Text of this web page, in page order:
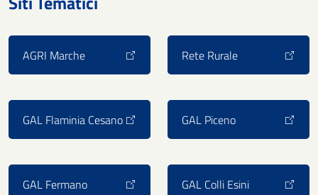
AGRI Marche Rete Rurale
GAL Flaminia Cesano GAL Piceno
GAL Fermano GAL Colli Esini